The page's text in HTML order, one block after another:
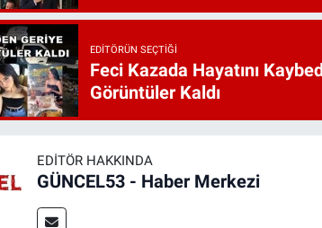
EDITÖRÜN SEÇTIĞI
Feci Kazada Hayatını
Görüntüler Kaldı
EDITÖR HAKKINDA
GÜNCEL53 - Haber Merkezi